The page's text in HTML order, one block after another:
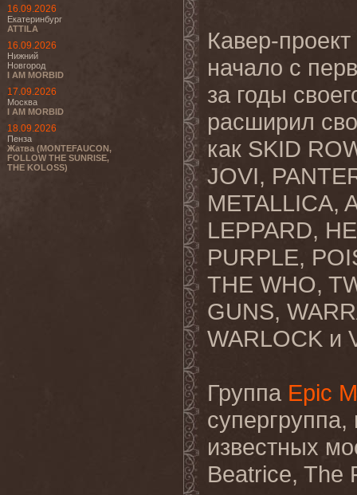
16.09.2026
Екатеринбург
ATTILA
16.09.2026
Нижний
Новгород
I AM MORBID
17.09.2026
Москва
I AM MORBID
18.09.2026
Пенза
Жатва (MONTEFAUCON,
FOLLOW THE SUNRISE,
THE KOLOSS)
Кавер-проект
начало с
за годы
расширил
как SKID
JOVI,
METALLICA,
LEPPARD,
PURPLE,
THE WHO,
GUNS,
WARLOCK и
Группа Epic
известных
Beatrice, The